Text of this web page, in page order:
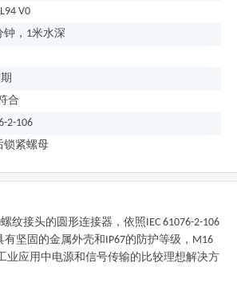
V0
钟，1米水深
合
2-106
锁紧螺母
纹接头的圆形连接器，依照IEC 61076-2-106
有坚固的金属外壳和IP67的防护等级，M16
业应用中电源和信号传输的比较理想解决方